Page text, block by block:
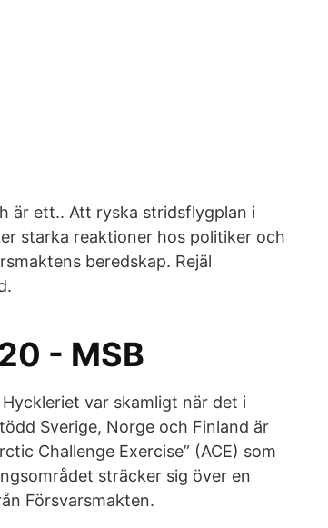
är ett.. Att ryska stridsflygplan i
starka reaktioner hos politiker och
beredskap. Rejäl
- MSB
var skamligt när det i
Sverige, Norge och Finland är
Challenge Exercise” (ACE) som
sträcker sig över en
Försvarsmakten.